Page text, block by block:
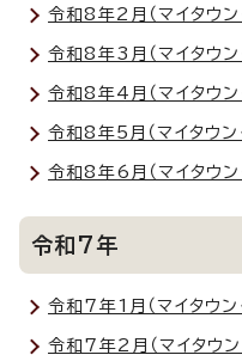
令和8年2月（マイタウン
令和8年3月（マイタウン
令和8年4月（マイタウン
令和8年5月（マイタウン
令和8年6月（マイタウン
令和7年
令和7年1月（マイタウン
令和7年2月（マイタウン